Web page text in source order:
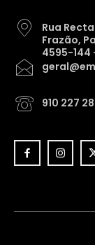
Rua
Frazão,
4595-
910 227